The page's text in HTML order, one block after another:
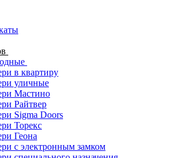
в квартиру
уличные
Мастино
Райтвер
Sigma Doors
Торекс
Геона
с электронным замком